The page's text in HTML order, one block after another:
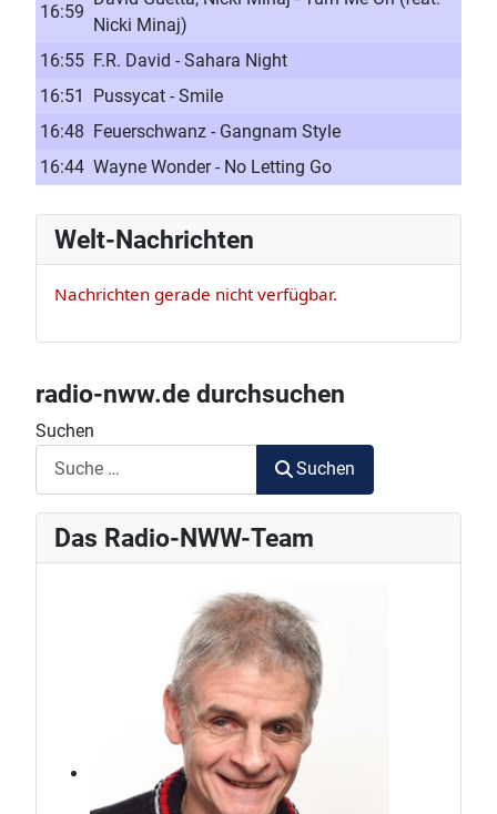
radio-nww.de durchsuchen
Suchen
Suchen
Das Radio-NWW-Team
16:59
Nicki Minaj)
16:55 F.R. David - Sahara Night
16:51
Pussycat - Smile
16:48 Feuerschwanz - Gangnam Style
16:44 Wayne Wonder - No Letting Go
Welt-Nachrichten
Nachrichten gerade nicht verfügbar.